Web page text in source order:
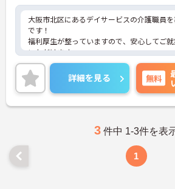
大阪市北区にあるデイサービスの介護職員
です！
福利厚生が整っていますので、安心してご就
いただけます。
高給与求人！！
ご興味ある方には、面接対策ポイントなど
お話しいたしますのでお気軽にご相談くだ
詳細を見る 無料
3 件中 1-3件を表
1